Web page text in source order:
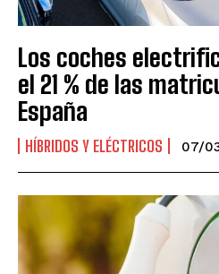
Los coches
el 21 % de las
España
HÍBRIDOS Y ELÉCTRICOS 07/